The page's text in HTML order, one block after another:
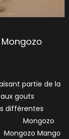
partie de la
gouts
différentes
• Mongozo
Mango